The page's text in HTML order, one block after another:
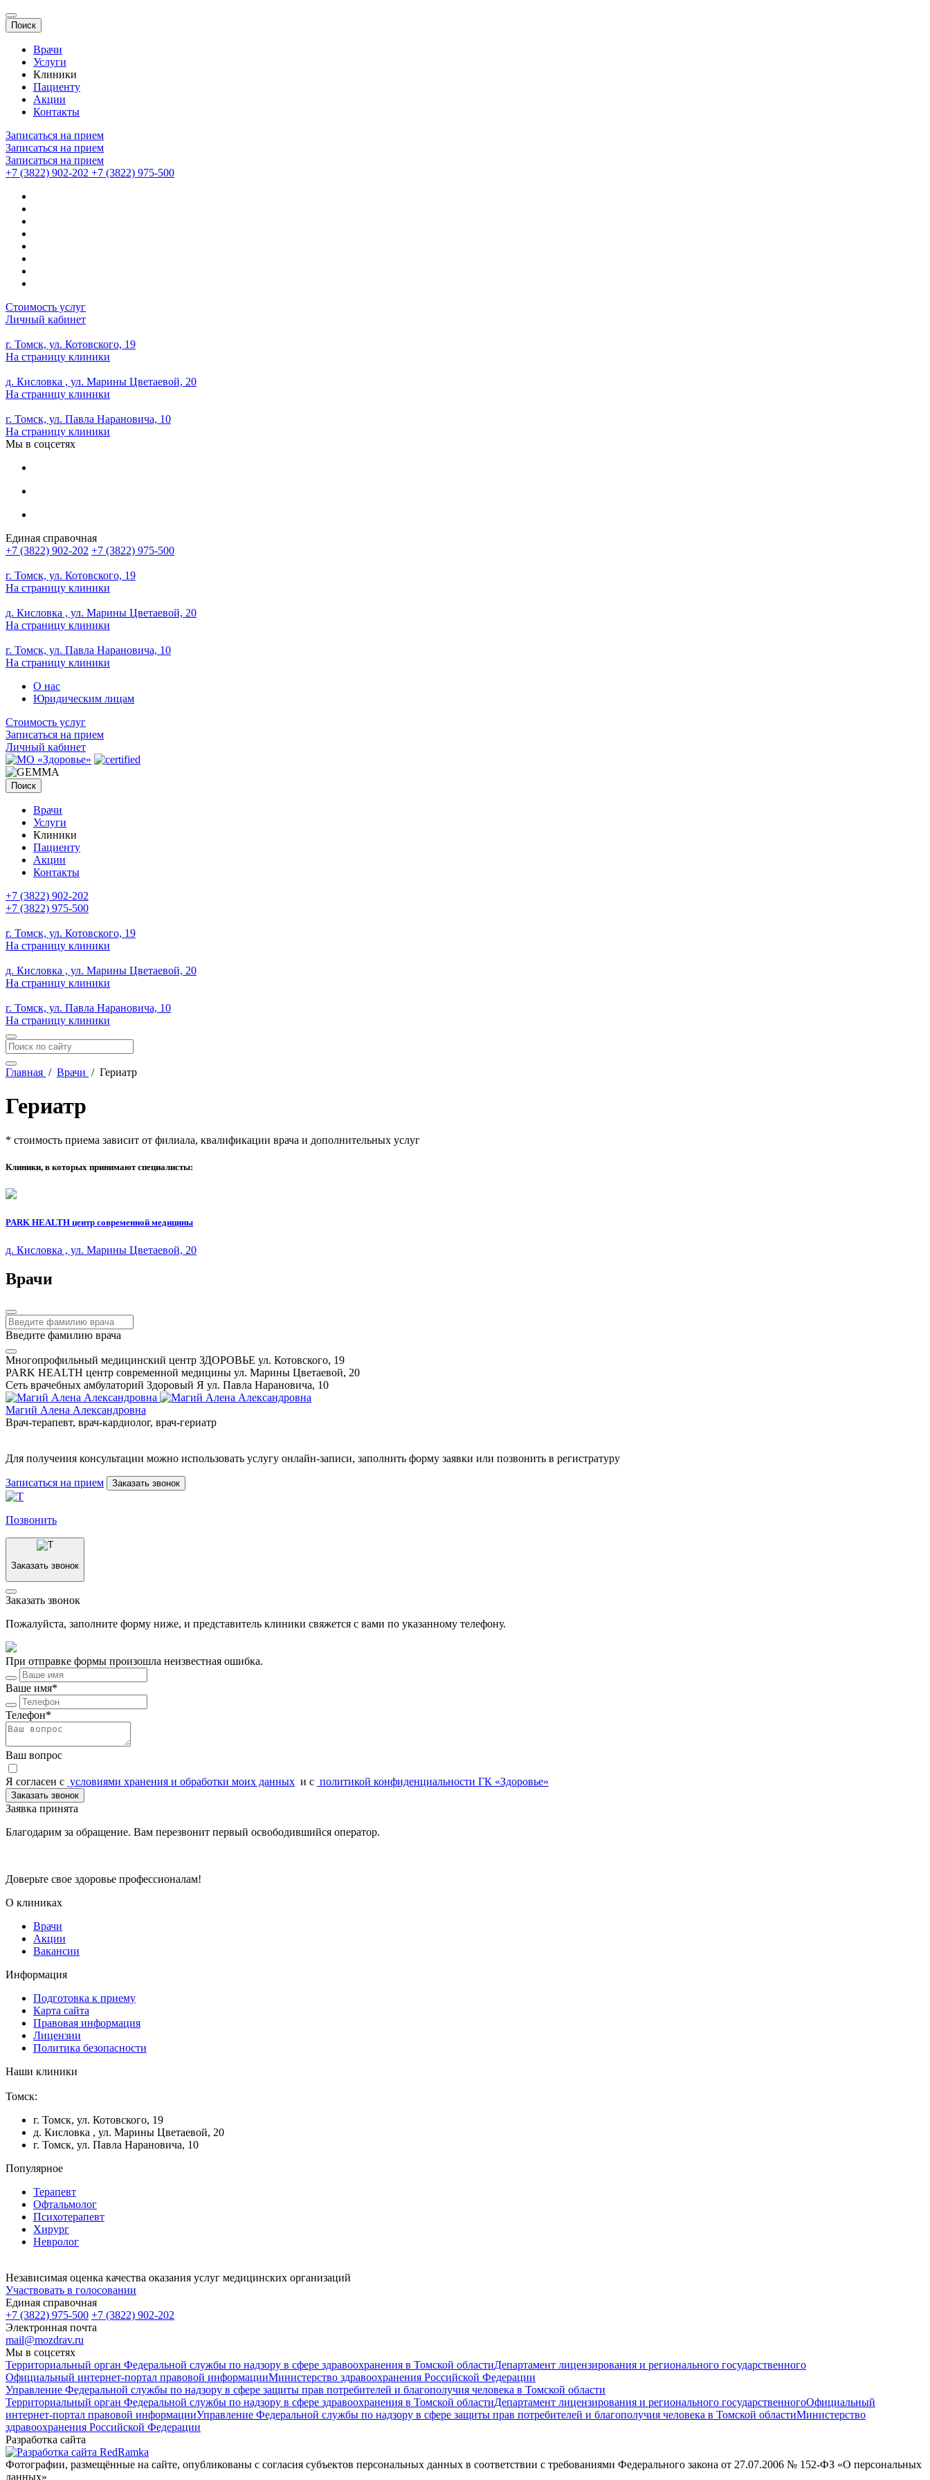
Поиск
Врачи
Услуги
Клиники
Пациенту
Акции
Контакты
Записаться на прием
Записаться на прием
Записаться на прием
+7 (3822) 902-202 +7 (3822) 975-500
Стоимость услуг
Личный кабинет
г. Томск, ул. Котовского, 19
На страницу клиники
д. Кисловка , ул. Марины Цветаевой, 20
На страницу клиники
г. Томск, ул. Павла Нарановича, 10
На страницу клиники
Мы в соцсетях
Единая справочная
+7 (3822) 902-202 +7 (3822) 975-500
г. Томск, ул. Котовского, 19
На страницу клиники
д. Кисловка , ул. Марины Цветаевой, 20
На страницу клиники
г. Томск, ул. Павла Нарановича, 10
На страницу клиники
О нас
Юридическим лицам
Стоимость услуг
Записаться на прием
Личный кабинет
Поиск
Врачи
Услуги
Клиники
Пациенту
Акции
Контакты
+7 (3822) 902-202
+7 (3822) 975-500
г. Томск, ул. Котовского, 19
На страницу клиники
д. Кисловка , ул. Марины Цветаевой, 20
На страницу клиники
г. Томск, ул. Павла Нарановича, 10
На страницу клиники
Главная / Врачи / Гериатр
Гериатр
* стоимость приема зависит от филиала, квалификации врача и дополнительных услуг
Клиники, в которых принимают специалисты:
PARK HEALTH центр современной медицины
д. Кисловка , ул. Марины Цветаевой, 20
Врачи
Введите фамилию врача
Многопрофильный медицинский центр ЗДОРОВЬЕ ул. Котовского, 19
PARK HEALTH центр современной медицины ул. Марины Цветаевой, 20
Сеть врачебных амбулаторий Здоровый Я ул. Павла Нарановича, 10
Магий Алена Александровна
Врач-терапевт, врач-кардиолог, врач-гериатр
Для получения консультации можно использовать услугу онлайн-записи, заполнить форму заявки или позвонить в регистратуру
Записаться на прием Заказать звонок
Позвонить
Заказать звонок
Заказать звонок
Пожалуйста, заполните форму ниже, и представитель клиники свяжется с вами по указанному телефону.
При отправке формы произошла неизвестная ошибка.
Ваше имя*
Телефон*
Ваш вопрос
Я согласен c условиями хранения и обработки моих данных и с политикой конфиденциальности ГК «Здоровье»
Заказать звонок
Заявка принята
Благодарим за обращение. Вам перезвонит первый освободившийся оператор.
Доверьте свое здоровье профессионалам!
О клиниках
Врачи
Акции
Вакансии
Информация
Подготовка к приему
Карта сайта
Правовая информация
Лицензии
Политика безопасности
Наши клиники
Томск:
г. Томск, ул. Котовского, 19
д. Кисловка , ул. Марины Цветаевой, 20
г. Томск, ул. Павла Нарановича, 10
Популярное
Терапевт
Офтальмолог
Психотерапевт
Хирург
Невролог
Независимая оценка качества оказания услуг медицинских организаций
Участвовать в голосовании
Единая справочная
+7 (3822) 975-500 +7 (3822) 902-202
Электронная почта
mail@mozdrav.ru
Мы в соцсетях
Территориальный орган Федеральной службы по надзору в сфере здравоохранения в Томской областиДепартамент лицензирования и регионального государственного
Официальный интернет-портал правовой информацииМинистерство здравоохранения Российской Федерации
Управление Федеральной службы по надзору в сфере защиты прав потребителей и благополучия человека в Томской области
Территориальный орган Федеральной службы по надзору в сфере здравоохранения в Томской областиДепартамент лицензирования и регионального государственногоОфициальный
интернет-портал правовой информацииУправление Федеральной службы по надзору в сфере защиты прав потребителей и благополучия человека в Томской областиМинистерство
здравоохранения Российской Федерации
Разработка сайта
Фотографии, размещённые на сайте, опубликованы с согласия субъектов персональных данных в соответствии с требованиями Федерального закона от 27.07.2006 № 152-ФЗ «О персональных
данных»